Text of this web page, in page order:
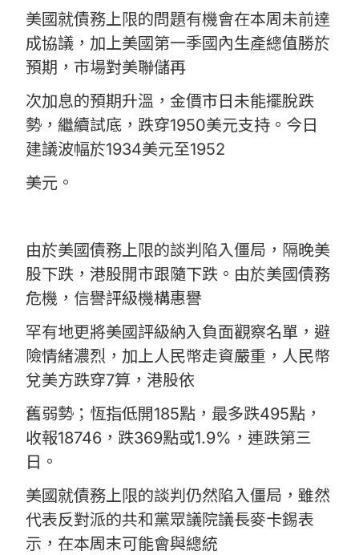
美國就債務上限的問題有機會在本周未前達
成協議，加上美國第一季國內生產總值勝於
預期，市場對美聯儲再
次加息的預期升溫，金價市日未能擺脫跌
勢，繼續試底，跌穿1950美元支持。今日
建議波幅於1934美元至1952
美元。
由於美國債務上限的談判陷入僵局，隔晚美
股下跌，港股開市跟隨下跌。由於美國債務
危機，信譽評級機構惠譽
罕有地更將美國評級納入負面觀察名單，避
險情緒濃烈，加上人民幣走資嚴重，人民幣
兌美方跌穿7算，港股依
舊弱勢；恆指低開185點，最多跌495點，
收報18746，跌369點或1.9%，連跌第三
日。
美國就債務上限的談判仍然陷入僵局，雖然
代表反對派的共和黨眾議院議長麥卡錫表
示，在本周末可能會與總統